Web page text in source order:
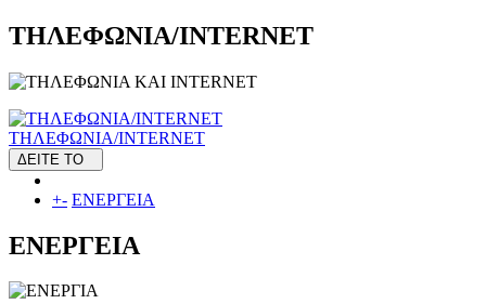
ΤΗΛΕΦΩΝΙΑ/INTERNET
ΤΗΛΕΦΩΝΙΑ/INTERNET
ΔΕΙΤΕ ΤΟ
+- ΕΝΕΡΓΕΙΑ
ΕΝΕΡΓΕΙΑ